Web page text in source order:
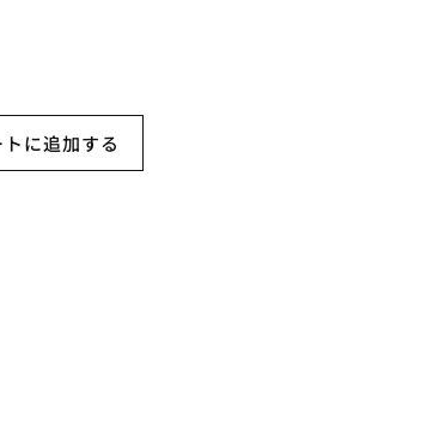
トに追加する